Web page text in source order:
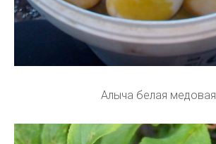
Алыча белая медовая